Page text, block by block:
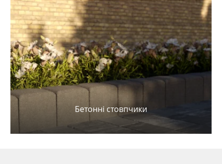
Бетонні стовпчики